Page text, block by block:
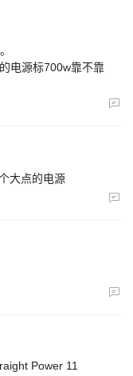
电源标700w靠不靠
大点的电源
Power 11